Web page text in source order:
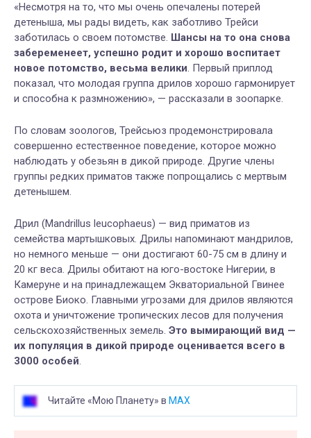
«Несмотря на то, что мы очень опечалены потерей
детеныша, мы рады видеть, как заботливо Трейси
заботилась о своем потомстве. Шансы на то она снова
забеременеет, успешно родит и хорошо воспитает
новое потомство, весьма велики. Первый приплод
показал, что молодая группа дрилов хорошо гармонирует
и способна к размножению», — рассказали в зоопарке.
По словам зоологов, Трейсьюз продемонстрировала
совершенно естественное поведение, которое можно
наблюдать у обезьян в дикой природе. Другие члены
группы редких приматов также попрощались с мертвым
детенышем.
Дрил (Mandrillus leucophaeus) — вид приматов из
семейства мартышковых. Дрилы напоминают мандрилов,
но немного меньше — они достигают 60-75 см в длину и
20 кг веса. Дрилы обитают на юго-востоке Нигерии, в
Камеруне и на принадлежащем Экваториальной Гвинее
острове Биоко. Главными угрозами для дрилов являются
охота и уничтожение тропических лесов для получения
сельскохозяйственных земель. Это вымирающий вид —
их популяция в дикой природе оценивается всего в
3000 особей.
Читайте «Мою Планету» в MAX